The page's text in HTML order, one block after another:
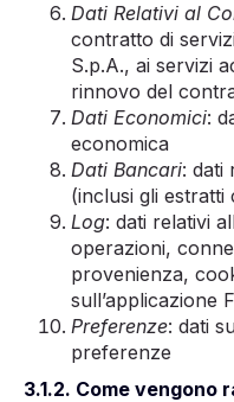
Dati Relativi al
contratto di
S.p.A., ai servizi
rinnovo del
Dati Economici:
economica
Dati Bancari: dati
(inclusi gli estratti
Log: dati relativi
operazioni,
provenienza,
sull’applicazione
Preferenze: dati
preferenze
3.1.2. Come vengono